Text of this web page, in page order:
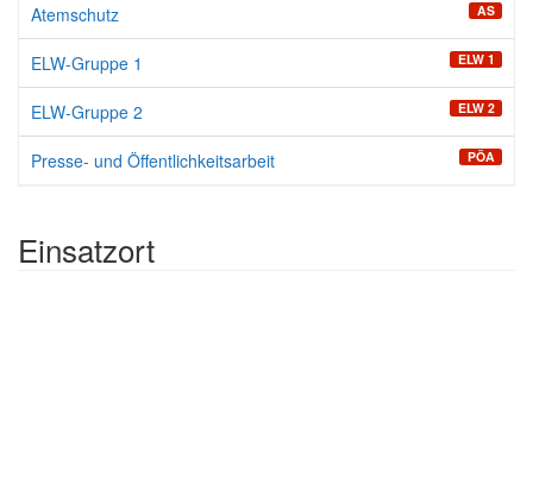
Atemschutz AS
ELW-Gruppe 1 ELW 1
ELW-Gruppe 2 ELW 2
Presse- und Öffentlichkeitsarbeit PÖA
Einsatzort